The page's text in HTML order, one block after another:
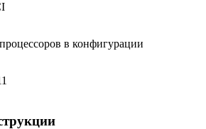
в конфигурации